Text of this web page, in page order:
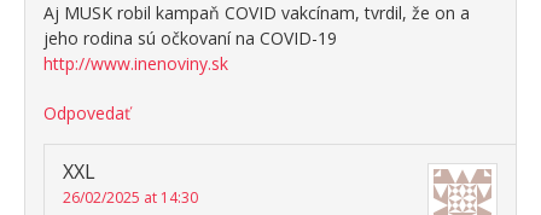
Aj MUSK robil kampaň COVID vakcínam, tvrdil, že on a
jeho rodina sú očkovaní na COVID-19
http://www.inenoviny.sk
Odpovedať
XXL
26/02/2025 at 14:30